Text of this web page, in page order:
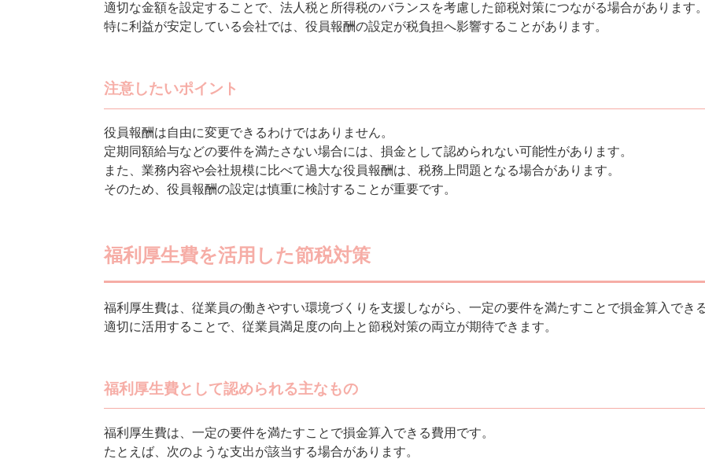
適切な金額を設定することで、法人税と所得税のバランスを考慮した節税対策につながる場合があります
特に利益が安定している会社では、役員報酬の設定が税負担へ影響することがあります。
注意したいポイント
役員報酬は自由に変更できるわけではありません。
定期同額給与などの要件を満たさない場合には、損金として認められない可能性があります。
また、業務内容や会社規模に比べて過大な役員報酬は、税務上問題となる場合があります。
そのため、役員報酬の設定は慎重に検討することが重要です。
福利厚生費を活用した節税対策
福利厚生費は、従業員の働きやすい環境づくりを支援しながら、一定の要件を満たすことで損金算入でき
適切に活用することで、従業員満足度の向上と節税対策の両立が期待できます。
福利厚生費として認められる主なもの
福利厚生費は、一定の要件を満たすことで損金算入できる費用です。
たとえば、次のような支出が該当する場合があります。